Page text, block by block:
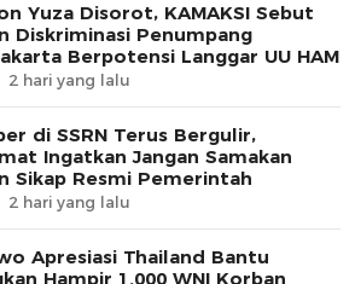
Yuza Disorot, KAMAKSI Sebut
Diskriminasi Penumpang
Berpotensi Langgar UU HAM
2 hari yang lalu
di SSRN Terus Bergulir,
Ingatkan Jangan Samakan
Sikap Resmi Pemerintah
2 hari yang lalu
Apresiasi Thailand Bantu
Hampir 1.000 WNI Korban